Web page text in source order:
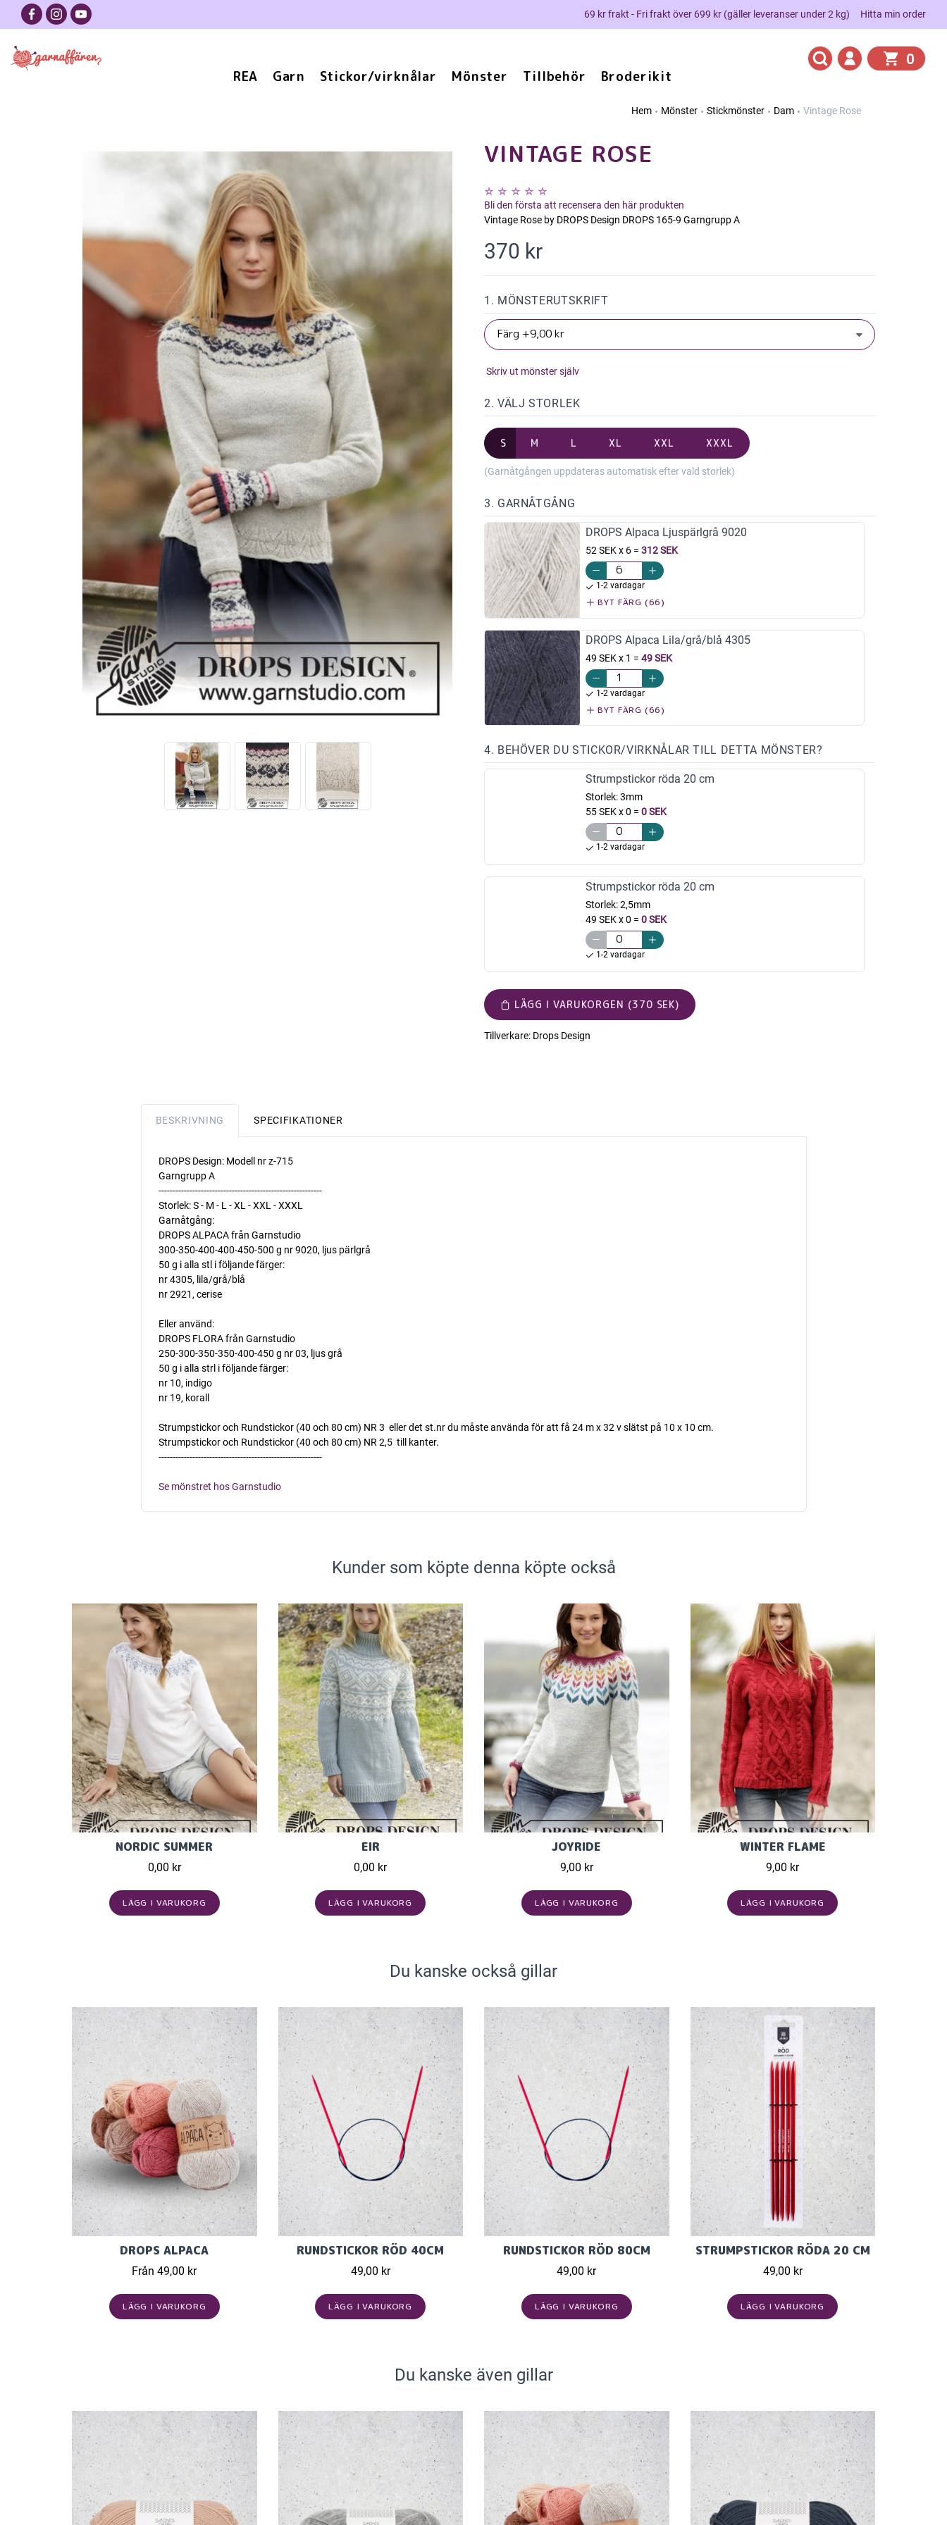
69 kr frakt - Fri frakt över 699 kr (gäller leveranser under 2 kg) Hitta min order
REA Garn Stickor/virknålar Mönster Tillbehör Broderikit
0
Hem Mönster Stickmönster Dam Vintage Rose
VINTAGE ROSE
Bli den första att recensera den här produkten
Vintage Rose by DROPS Design DROPS 165-9 Garngrupp A
370 kr
1. MÖNSTERUTSKRIFT
Skriv ut mönster själv
2. VÄLJ STORLEK
S M L XL XXL XXXL
(Garnåtgången uppdateras automatisk efter vald storlek)
3. GARNÅTGÅNG
DROPS Alpaca Ljuspärlgrå 9020
52 SEK x 6= 312 SEK
1-2 vardagar
BYT FÄRG (66)
DROPS Alpaca Lila/grå/blå 4305
49 SEK x 1 = 49 SEK
1-2 vardagar
BYT FÄRG (66)
4. BEHÖVER DU STICKOR/VIRKNÅLAR TILL DETTA MÖNSTER?
Strumpstickor röda 20 cm
Storlek:3mm
55 SEK x 0 = 0 SEK
1-2 vardagar
Strumpstickor röda 20 cm
Storlek:2,5mm
49 SEK x 0 = 0 SEK
1-2 vardagar
LÄGG I VARUKORGEN (370 SEK)
Tillverkare: Drops Design
BESKRIVNING SPECIFIKATIONER
DROPS Design: Modell nr z-715
Garngrupp A
----------------------------------------------------------
Storlek: S - M - L - XL - XXL - XXXL
Garnåtgång:
DROPS ALPACA från Garnstudio
300-350-400-400-450-500 g nr 9020, ljus pärlgrå
50 g i alla stl i följande färger:
nr 4305, lila/grå/blå
nr 2921, cerise
Eller använd:
DROPS FLORA från Garnstudio
250-300-350-350-400-450 g nr 03, ljus grå
50 g i alla strl i följande färger:
nr 10, indigo
nr 19, korall
Strumpstickor och Rundstickor (40 och 80 cm) NR 3  eller det st.nr du måste använda för att få 24 m x 32 v slätst på 10 x 10 cm.
Strumpstickor och Rundstickor (40 och 80 cm) NR 2,5  till kanter.
----------------------------------------------------------
Se mönstret hos Garnstudio
Kunder som köpte denna köpte också
NORDIC SUMMER
0,00 kr
LÄGG I VARUKORG
EIR
0,00 kr
LÄGG I VARUKORG
JOYRIDE
9,00 kr
LÄGG I VARUKORG
WINTER FLAME
9,00 kr
LÄGG I VARUKORG
Du kanske också gillar
DROPS ALPACA
Från 49,00 kr
LÄGG I VARUKORG
RUNDSTICKOR RÖD 40CM
49,00 kr
LÄGG I VARUKORG
RUNDSTICKOR RÖD 80CM
49,00 kr
LÄGG I VARUKORG
STRUMPSTICKOR RÖDA 20 CM
49,00 kr
LÄGG I VARUKORG
Du kanske även gillar